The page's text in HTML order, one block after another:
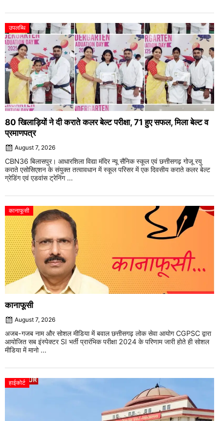
उपलब्धि
80 खिलाड़ियों ने दी कराते कलर बेल्ट परीक्षा, 71 हुए सफल, मिला बेल्ट व
प्रमाणपत्र
August 7, 2026
CBN36 बिलासपुर। आधारशिला विद्या मंदिर न्यू सैनिक स्कूल एवं छत्तीसगढ़ गोजू रयु
कराते एसोसिएशन के संयुक्त तत्वावधान में स्कूल परिसर में एक दिवसीय कराते कलर बेल्ट
ग्रेडिंग एवं एडवांस ट्रेनिंग ...
कानाफूसी
कानाफूसी
August 7, 2026
अजब-गजब नाम और सोशल मीडिया में बवाल छत्तीसगढ़ लोक सेवा आयोग CGPSC द्वारा
आयोजित सब इंस्पेक्टर SI भर्ती प्रारंभिक परीक्षा 2024 के परिणाम जारी होते ही सोशल
मीडिया में मानो ...
हाईकोर्ट